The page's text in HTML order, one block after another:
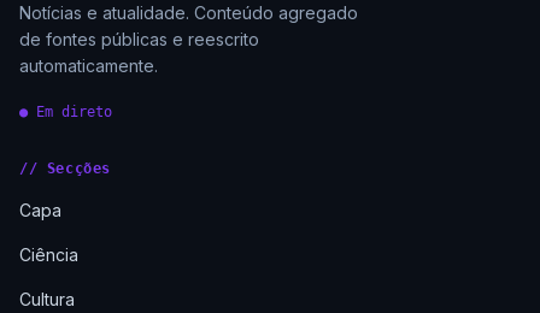
Notícias e atualidade. Conteúdo agregado
de fontes públicas e reescrito
automaticamente.
● Em direto
// Secções
Capa
Ciência
Cultura